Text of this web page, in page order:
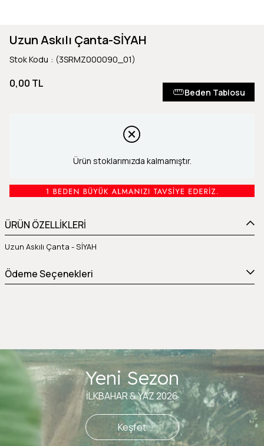
Uzun Askılı Çanta-SİYAH
Stok Kodu (3SRMZ000090_01)
0,00 TL
Beden Tablosu
Ürün stoklarımızda kalmamıştır.
ÜRÜN ÖZELLİKLERİ
Uzun Askılı Çanta - SİYAH
Ödeme Seçenekleri
Yeni Sezon
İLKBAHAR & YAZ 2026
Keşfet